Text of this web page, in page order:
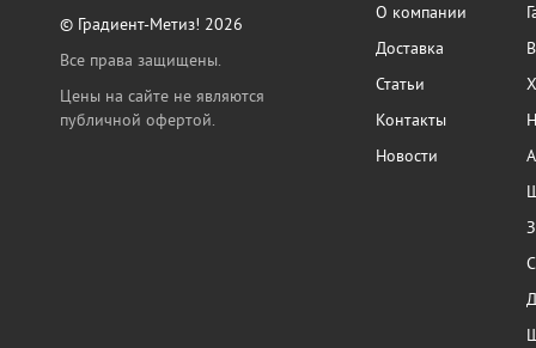
© Градиент-Метиз! 2026
Все права защищены.
Цены на сайте не являются
публичной офертой.
О компании
Доставка
Статьи
Контакты
Новости